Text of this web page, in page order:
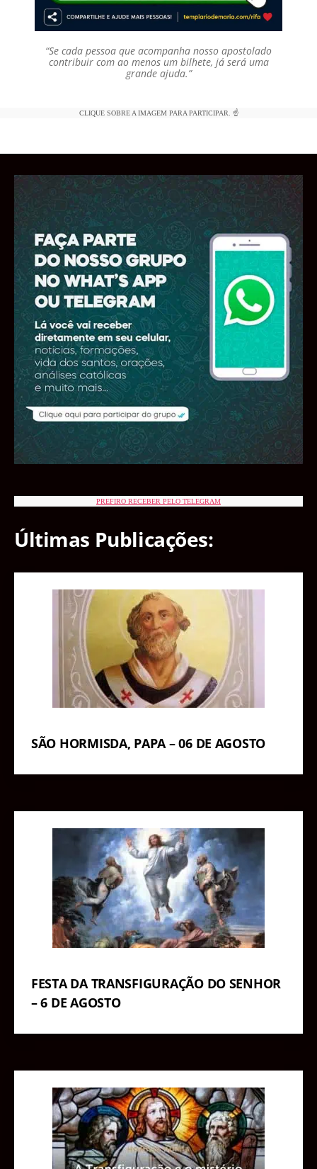
“Se cada pessoa que acompanha nosso apostolado
contribuir com ao menos um bilhete, já será uma
grande ajuda.”
CLIQUE SOBRE A IMAGEM PARA PARTICIPAR. ☝️
PREFIRO RECEBER PELO TELEGRAM
Últimas Publicações:
SÃO HORMISDA, PAPA – 06 DE AGOSTO
FESTA DA TRANSFIGURAÇÃO DO SENHOR
– 6 DE AGOSTO